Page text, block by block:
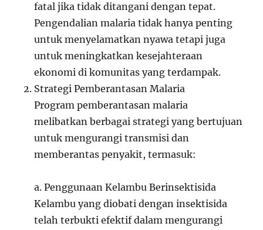
fatal jika tidak ditangani dengan tepat.
Pengendalian malaria tidak hanya penting
untuk menyelamatkan nyawa tetapi juga
untuk meningkatkan kesejahteraan
ekonomi di komunitas yang terdampak.
Strategi Pemberantasan Malaria
Program pemberantasan malaria
melibatkan berbagai strategi yang bertujuan
untuk mengurangi transmisi dan
memberantas penyakit, termasuk:
a. Penggunaan Kelambu Berinsektisida
Kelambu yang diobati dengan insektisida
telah terbukti efektif dalam mengurangi